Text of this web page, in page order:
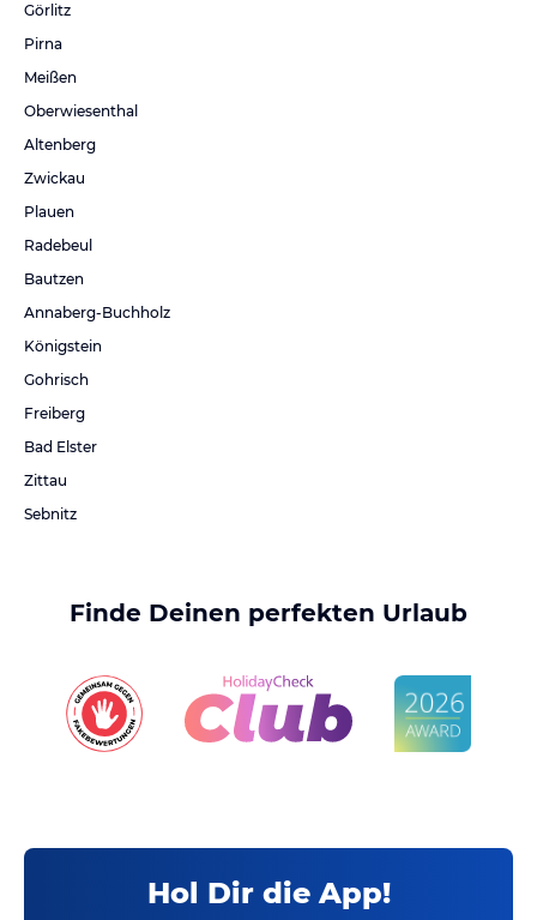
Görlitz
Pirna
Meißen
Oberwiesenthal
Altenberg
Zwickau
Plauen
Radebeul
Bautzen
Annaberg-Buchholz
Königstein
Gohrisch
Freiberg
Bad Elster
Zittau
Sebnitz
Finde Deinen perfekten Urlaub
Hol Dir die App!